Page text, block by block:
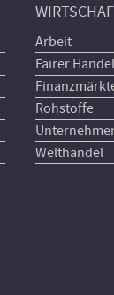
Arbeit
Fairer Handel
Rohstoffe
Welthandel